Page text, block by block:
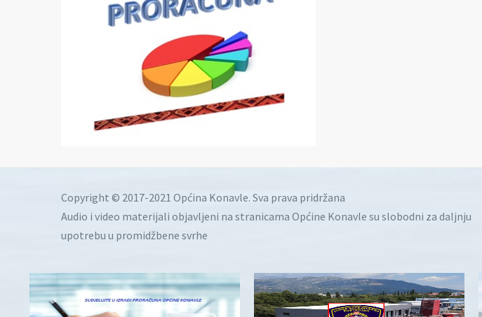
Copyright © 2017-2021 Općina Konavle. Sva prava pridržana
Audio i video materijali objavljeni na stranicama Općine Konavle su slobodni za daljnju
upotrebu u promidžbene svrhe